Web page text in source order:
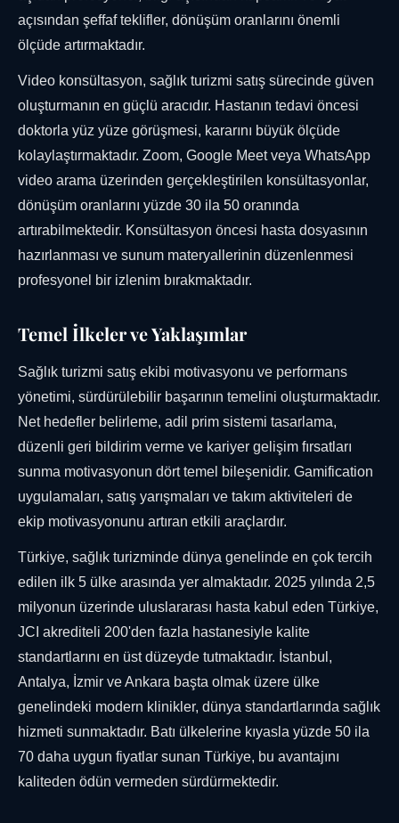
açısından şeffaf teklifler, dönüşüm oranlarını önemli
ölçüde artırmaktadır.
Video konsültasyon, sağlık turizmi satış sürecinde güven
oluşturmanın en güçlü aracıdır. Hastanın tedavi öncesi
doktorla yüz yüze görüşmesi, kararını büyük ölçüde
kolaylaştırmaktadır. Zoom, Google Meet veya WhatsApp
video arama üzerinden gerçekleştirilen konsültasyonlar,
dönüşüm oranlarını yüzde 30 ila 50 oranında
artırabilmektedir. Konsültasyon öncesi hasta dosyasının
hazırlanması ve sunum materyallerinin düzenlenmesi
profesyonel bir izlenim bırakmaktadır.
Temel İlkeler ve Yaklaşımlar
Sağlık turizmi satış ekibi motivasyonu ve performans
yönetimi, sürdürülebilir başarının temelini oluşturmaktadır.
Net hedefler belirleme, adil prim sistemi tasarlama,
düzenli geri bildirim verme ve kariyer gelişim fırsatları
sunma motivasyonun dört temel bileşenidir. Gamification
uygulamaları, satış yarışmaları ve takım aktiviteleri de
ekip motivasyonunu artıran etkili araçlardır.
Türkiye, sağlık turizminde dünya genelinde en çok tercih
edilen ilk 5 ülke arasında yer almaktadır. 2025 yılında 2,5
milyonun üzerinde uluslararası hasta kabul eden Türkiye,
JCI akrediteli 200'den fazla hastanesiyle kalite
standartlarını en üst düzeyde tutmaktadır. İstanbul,
Antalya, İzmir ve Ankara başta olmak üzere ülke
genelindeki modern klinikler, dünya standartlarında sağlık
hizmeti sunmaktadır. Batı ülkelerine kıyasla yüzde 50 ila
70 daha uygun fiyatlar sunan Türkiye, bu avantajını
kaliteden ödün vermeden sürdürmektedir.